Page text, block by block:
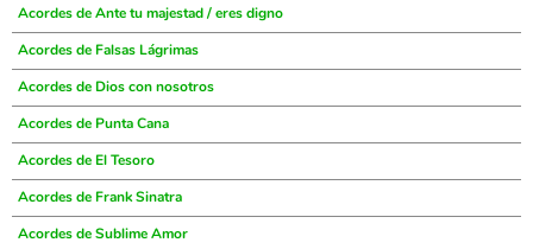
Acordes de Ante tu majestad / eres digno
Acordes de Falsas Lágrimas
Acordes de Dios con nosotros
Acordes de Punta Cana
Acordes de El Tesoro
Acordes de Frank Sinatra
Acordes de Sublime Amor